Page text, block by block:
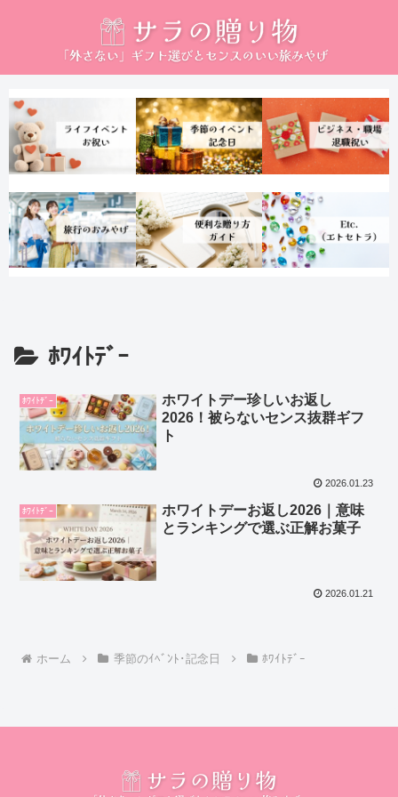
ﾎﾜｲﾄﾃﾞｰ
ﾎﾜｲﾄﾃﾞｰ
ホワイトデー珍しいお返し
2026！被らないセンス抜群ギフ
ト
2026.01.23
ﾎﾜｲﾄﾃﾞｰ
ホワイトデーお返し2026｜意味
とランキングで選ぶ正解お菓子
2026.01.21
ホーム 季節のｲﾍﾞﾝﾄ･記念日 ﾎﾜｲﾄﾃﾞｰ